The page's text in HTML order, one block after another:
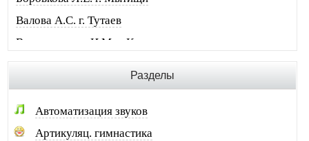
Валова А.С. г. Тутаев
Винограденко И.М. г. Краснодон
Галковская О.Ю. г. Анжеро-Суджен.
Гандрабура Н.В. г. Кишинев
Гвоздева Е.А. г. Москва
Разделы
Автоматизация звуков
Артикуляц. гимнастика